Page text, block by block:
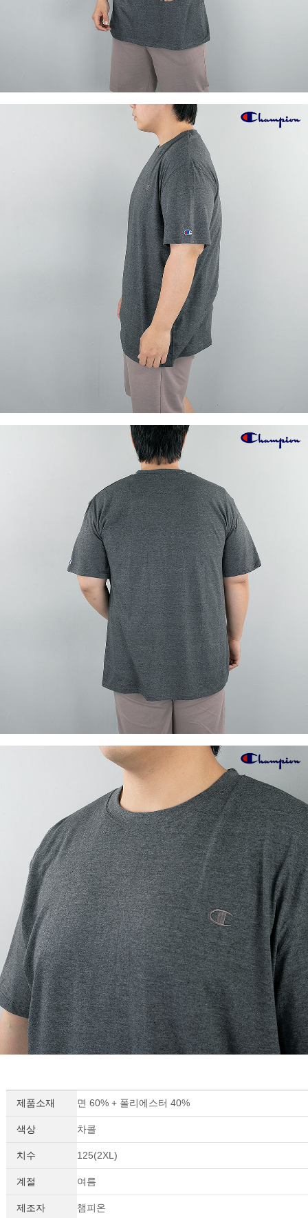
제품소재 면 60% + 폴리에스터 40%
색상 차콜
치수 125(2XL)
계절 여름
제조자 챔피온